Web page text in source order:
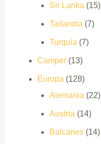
Sri Lanka (15)
Tailandia (7)
Turquía (7)
Camper(13)
Europa (128)
Alemania (22)
Austria (14)
Balcanes(14)